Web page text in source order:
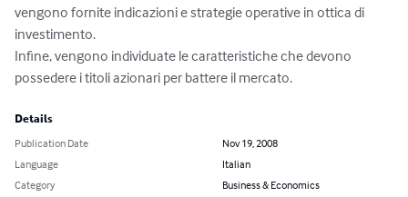
vengono fornite indicazioni e strategie operative in ottica di
investimento.
Infine, vengono individuate le caratteristiche che devono
possedere i titoli azionari per battere il mercato.
Details
Publication Date
Nov 19, 2008
Language
Italian
Category
Business & Economics